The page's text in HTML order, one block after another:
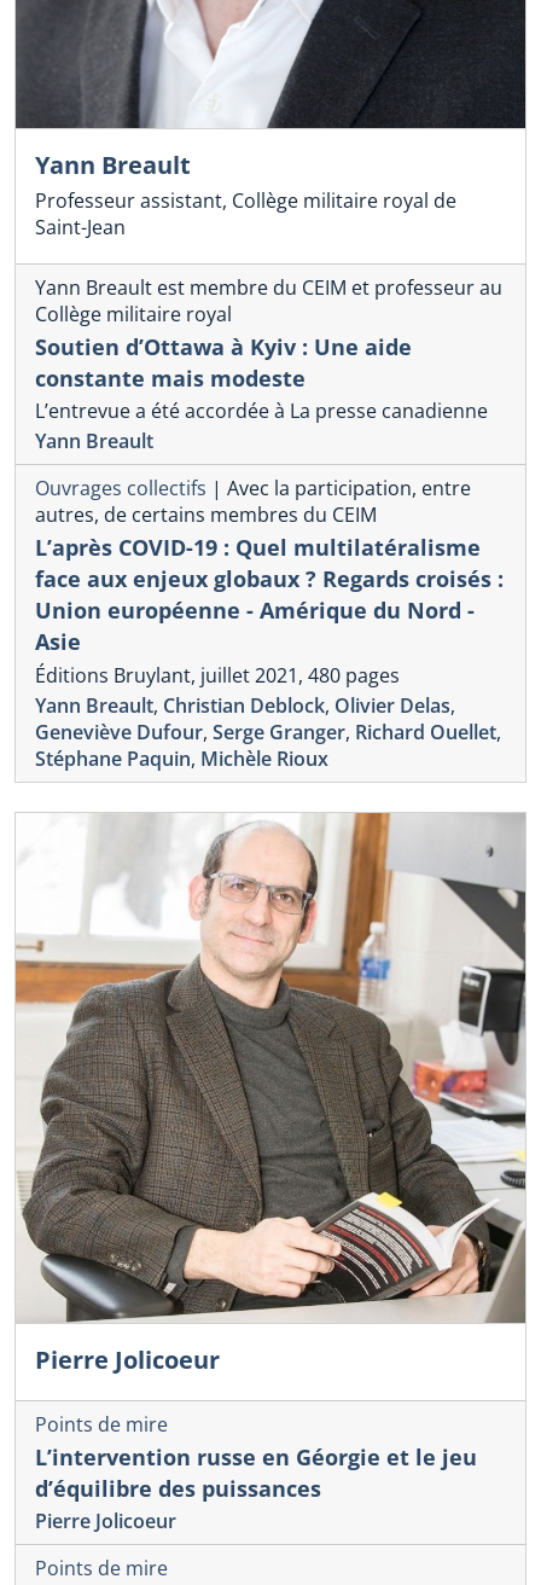
Yann Breault
Professeur assistant, Collège militaire royal de
Saint-Jean
Yann Breault est membre du CEIM et professeur au
Collège militaire royal
Soutien d’Ottawa à Kyiv : Une aide
constante mais modeste
L’entrevue a été accordée à La presse canadienne
Yann Breault
Ouvrages collectifs | Avec la participation, entre
autres, de certains membres du CEIM
L’après COVID-19 : Quel multilatéralisme
face aux enjeux globaux ? Regards croisés :
Union européenne - Amérique du Nord -
Asie
Éditions Bruylant, juillet 2021, 480 pages
Yann Breault, Christian Deblock, Olivier Delas,
Geneviève Dufour, Serge Granger, Richard Ouellet,
Stéphane Paquin, Michèle Rioux
Pierre Jolicoeur
Points de mire
L’intervention russe en Géorgie et le jeu
d’équilibre des puissances
Pierre Jolicoeur
Points de mire